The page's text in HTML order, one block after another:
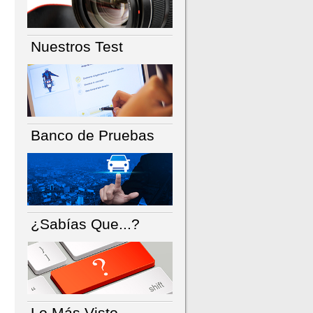
Nuestros Test
Banco de Pruebas
¿Sabías Que...?